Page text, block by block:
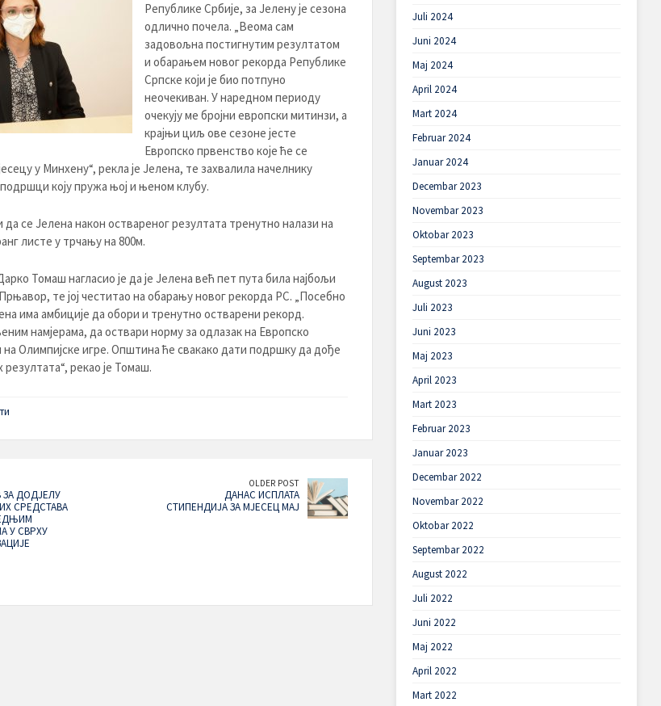
Републике Србије, за Јелену је сезона
одлично почела. „Веома сам
задовољна постигнутим резултатом
и обарањем новог рекорда Републике
Српске који је био потпуно
неочекиван. У наредном периоду
очекују ме бројни европски митинзи, а
крајњи циљ ове сезоне јесте
Европско првенство које ће се
у Минхену“, рекла је Јелена, те захвалила начелнику
коју пружа њој и њеном клубу.
се Јелена након оствареног резултата тренутно налази на
листе у трчању на 800м.
Томаш нагласио је да је Јелена већ пет пута била најбољи
те јој честитао на обарању новог рекорда РС. „Посебно
има амбиције да обори и тренутно остварени рекорд.
намјерама, да оствари норму за одлазак на Европско
Олимпијске игре. Општина ће свакако дати подршку да дође
рекао је Томаш.
ЗА ДОДЈЕЛУ
СРЕДСТАВА
У СВРХУ
OLDER POST
ДАНАС ИСПЛАТА
СТИПЕНДИЈА ЗА МЈЕСЕЦ МАЈ
Juli 2024
Juni 2024
Maj 2024
April 2024
Mart 2024
Februar 2024
Januar 2024
Decembar 2023
Novembar 2023
Oktobar 2023
Septembar 2023
August 2023
Juli 2023
Juni 2023
Maj 2023
April 2023
Mart 2023
Februar 2023
Januar 2023
Decembar 2022
Novembar 2022
Oktobar 2022
Septembar 2022
August 2022
Juli 2022
Juni 2022
Maj 2022
April 2022
Mart 2022